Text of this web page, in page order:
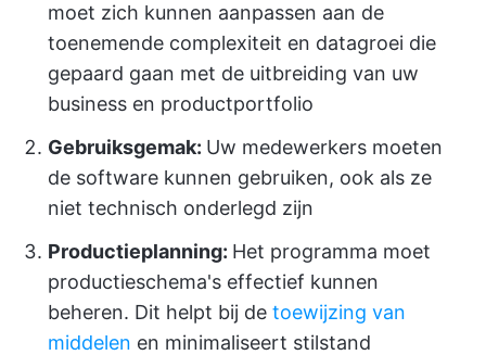
moet zich kunnen aanpassen aan de
toenemende complexiteit en datagroei die
gepaard gaan met de uitbreiding van uw
business en productportfolio
Gebruiksgemak: Uw medewerkers moeten
de software kunnen gebruiken, ook als ze
niet technisch onderlegd zijn
Productieplanning: Het programma moet
productieschema's effectief kunnen
beheren. Dit helpt bij de toewijzing van
middelen en minimaliseert stilstand